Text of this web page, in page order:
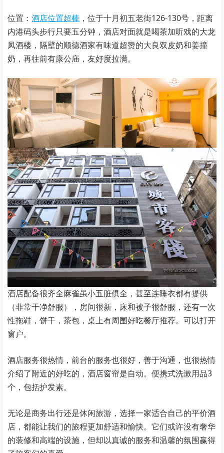
位置：酒店位置超棒 ，位于十月初五老街126-130号，距离
内港码头步行只要五分钟，酒店对面就是喝茶加听戏的大龙
凤酒楼，隔壁的顺德酒家有味道超赞的大良双皮奶和姜撞
奶，再往前有康公庙，友好度拉满。
酒店配备很齐全麻雀虽小五脏俱全，甚至连睡衣都有提供
（非常干净舒服），房间很新，床和被子很舒服，还有一次
性拖鞋，饼干，茶包，桌上有周围好吃餐厅推荐。可以打开
窗户。
酒店服务很热情，前台的服务也很好，善于沟通，也很热情
介绍了附近的好吃的，酒店窗帘是自动。便携式洗漱用品3
个，包括护发素。
无论是商务出行还是休闲旅游，选择一家适合自己的平价酒
店，都能让我们的旅程更加舒适和愉快。它们或许没有奢华
的装修和高端的设施，但却以真诚的服务和温馨的氛围赢得